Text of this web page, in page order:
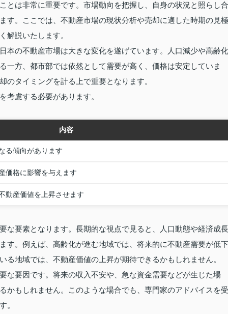
とは非常に重要です。市場動向を把握し、自身の状況と照らし合
す。ここでは、不動産市場の現状分析や売却に適した時期の見極
解説いたします。
本の不動産市場は大きな変化を遂げています。人口減少や高齢化
一方、都市部では依然として需要が高く、価格は安定していま
タイミングを計る上で重要となります。
考慮する必要があります。
内容
る傾向があります
価格に影響を与えます
動産価値を上昇させます
な要素となります。長期的な視点で見ると、人口動態や経済成長
す。例えば、高齢化が進む地域では、将来的に不動産需要が低下
地域では、不動産価値の上昇が期待できるかもしれません。
な要因です。将来の収入不安や、急な資金需要などが生じた場
かもしれません。このような場合でも、専門家のアドバイスを受
。